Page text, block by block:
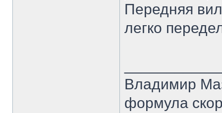
Передняя
легко
Владимир
формула